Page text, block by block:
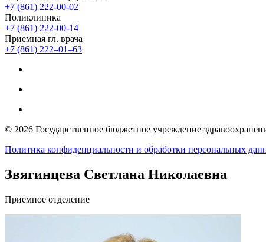
+7 (861) 222-00-02
Поликлиника
+7 (861) 222-00-14
Приемная гл. врача
+7 (861) 222‒01‒63
© 2026 Государственное бюджетное учреждение
Политика конфиденциальности и обработки персональных
Звягинцева Светлана Николаевна
Приемное отделение